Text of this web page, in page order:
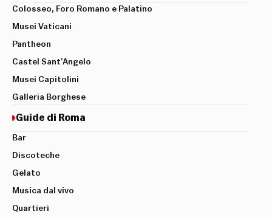
Colosseo, Foro Romano e Palatino
Musei Vaticani
Pantheon
Castel Sant’Angelo
Musei Capitolini
Galleria Borghese
Guide di Roma
Bar
Discoteche
Gelato
Musica dal vivo
Quartieri